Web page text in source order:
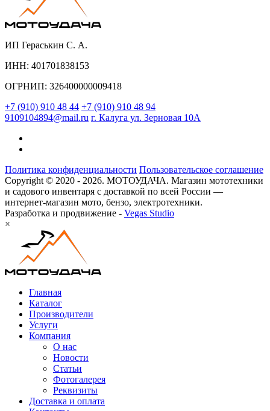
ИП Гераськин С. А.
ИНН: 401701838153
ОГРНИП: 326400000009418
+7 (910) 910 48 44 +7 (910) 910 48 94
9109104894@mail.ru г. Калуга ул. Зерновая 10А
Политика конфиденциальности Пользовательское соглашение
Copyright © 2020 - 2026. МОТОУДАЧА. Магазин мототехники
и садового инвентаря с доставкой по всей России —
интернет-магазин мото, бензо, электротехники.
Разработка и продвижение - Vegas Studio
×
Главная
Каталог
Производители
Услуги
Компания
О нас
Новости
Статьи
Фотогалерея
Реквизиты
Доставка и оплата